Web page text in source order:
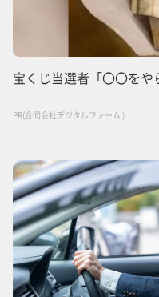
宝くじ当選者「〇〇をや
PR(合同会社デジタルファーム )